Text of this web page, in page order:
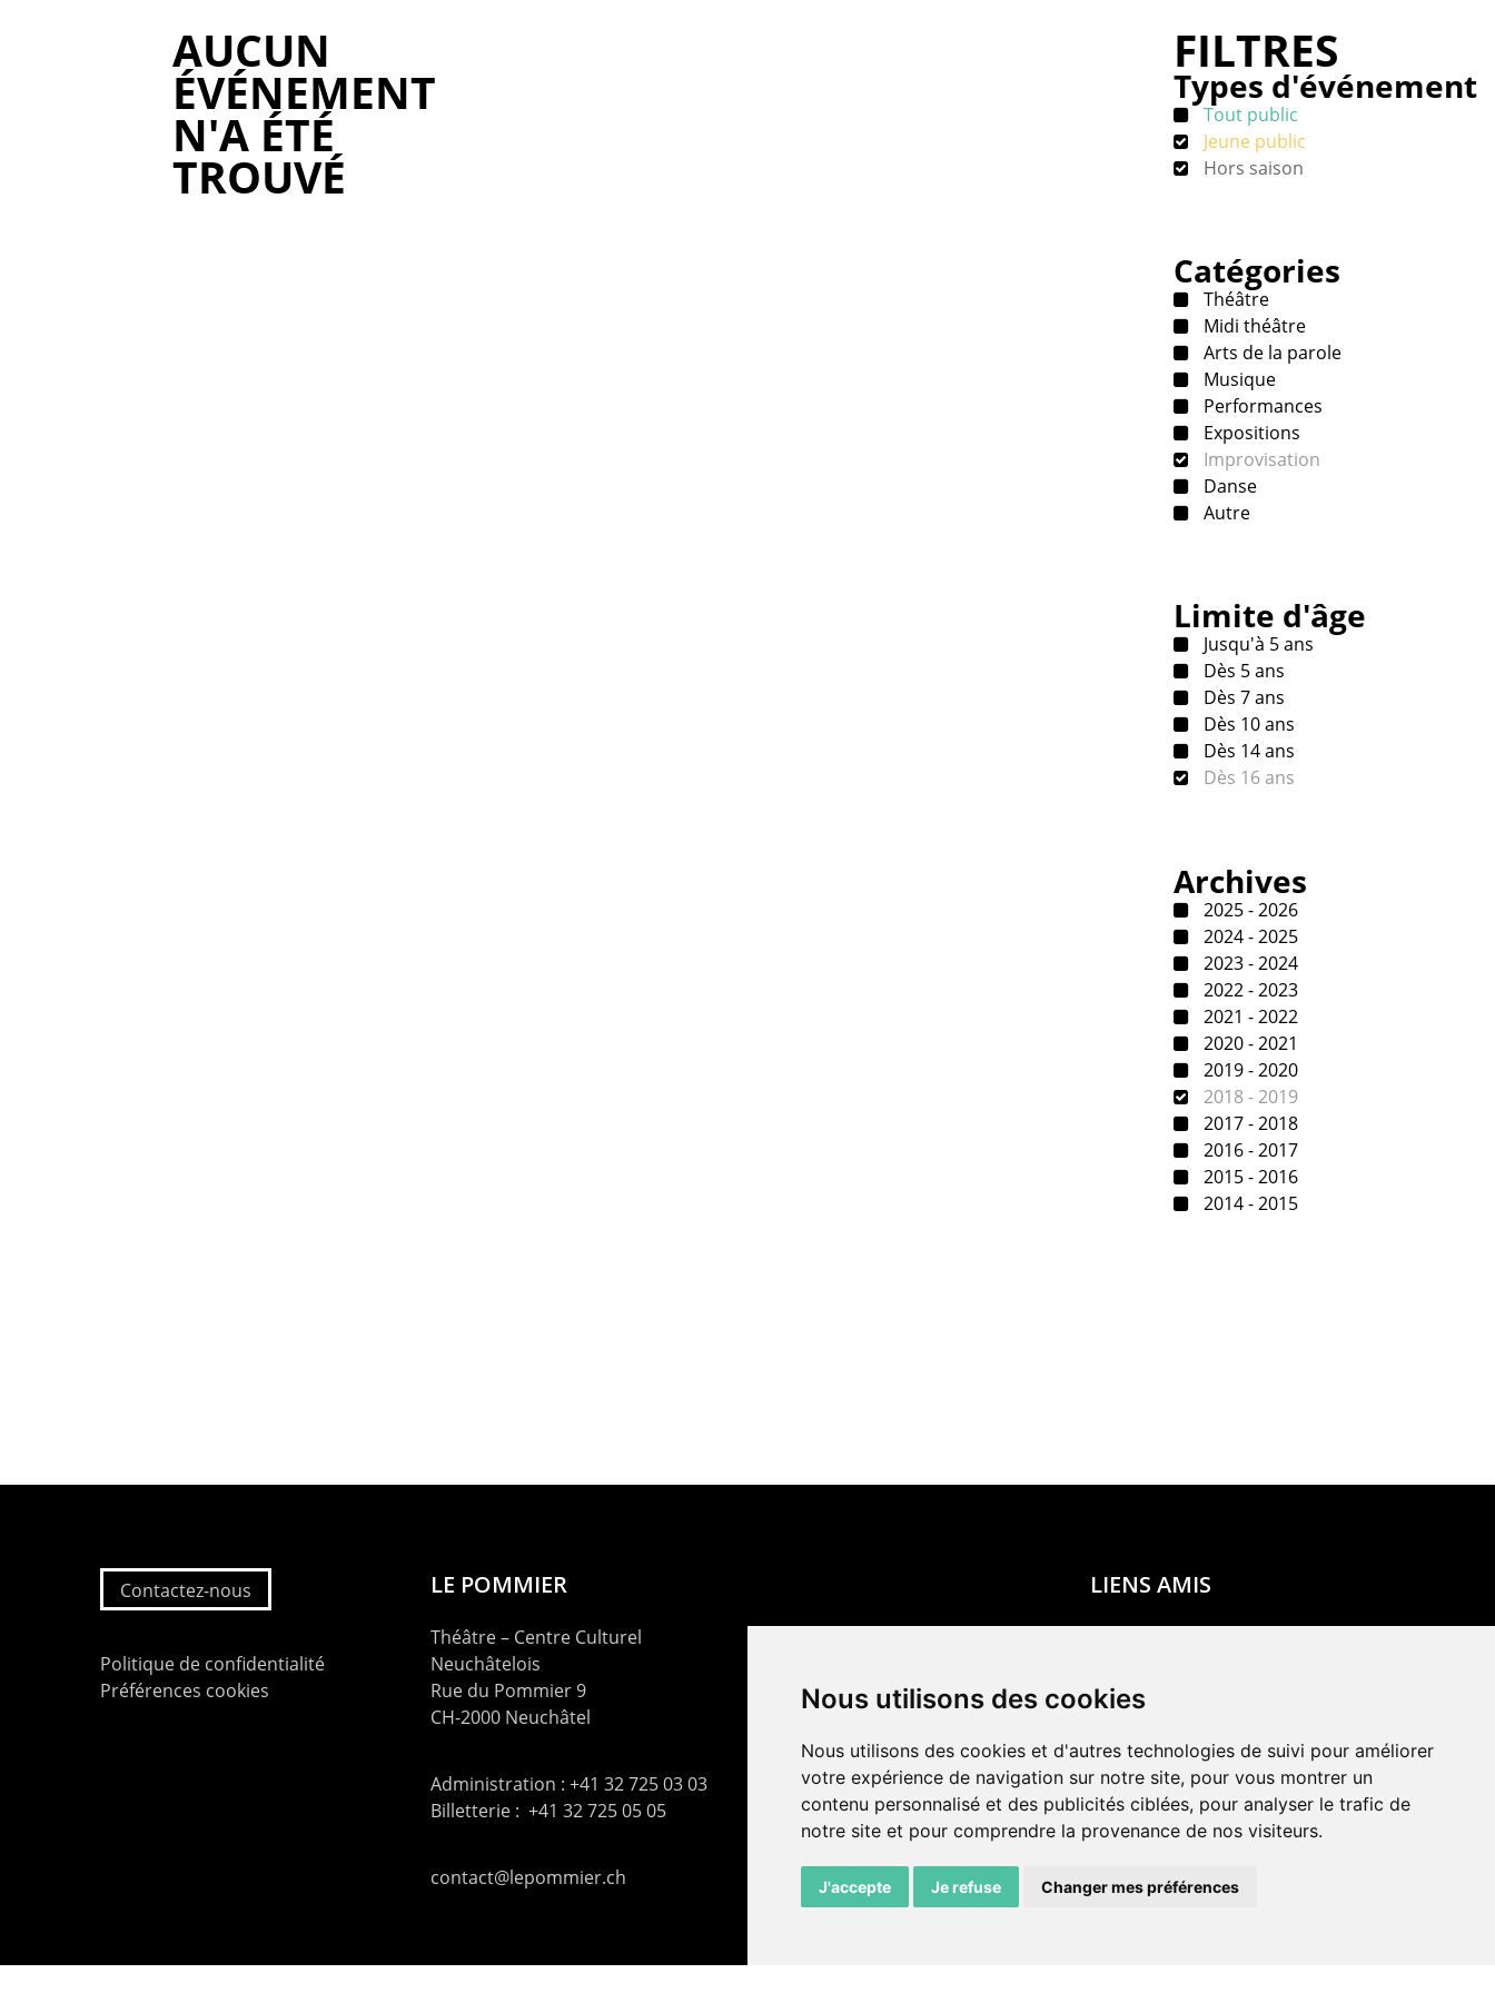
Nous utilisons des cookies
Nous utilisons des cookies et d'autres technologies de suivi pour améliorer
votre expérience de navigation sur notre site, pour vous montrer un
contenu personnalisé et des publicités ciblées, pour analyser le trafic de
notre site et pour comprendre la provenance de nos visiteurs.
J'accepte Je refuse Changer mes préférences
AUCUN
ÉVÉNEMENT
N'A ÉTÉ
TROUVÉ
FILTRES
Types d'événement
Tout public
Jeune public
Hors saison
Catégories
Théâtre
Midi théâtre
Arts de la parole
Musique
Performances
Expositions
Improvisation
Danse
Autre
Limite d'âge
Jusqu'à 5 ans
Dès 5 ans
Dès 7 ans
Dès 10 ans
Dès 14 ans
Dès 16 ans
Archives
2025 - 2026
2024 - 2025
2023 - 2024
2022 - 2023
2021 - 2022
2020 - 2021
2019 - 2020
2018 - 2019
2017 - 2018
2016 - 2017
2015 - 2016
2014 - 2015
Contactez-nous
Politique de confidentialité
Préférences cookies
LE POMMIER
Théâtre – Centre Culturel
Neuchâtelois
Rue du Pommier 9
CH-2000 Neuchâtel
Administration : +41 32 725 03 03
Billetterie : +41 32 725 05 05
contact@lepommier.ch
LIENS AMIS